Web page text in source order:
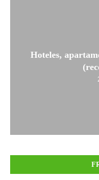
Hoteles,